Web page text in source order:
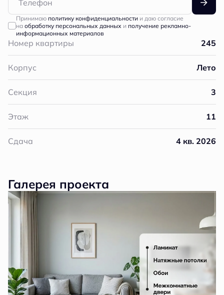
Принимаю политику конфиденциальностии даю согласие
на обработку персональных данных и получение рекламно-
информационных материалов
Номер квартиры 245
Корпус Лето
Секция 3
Этаж 11
Сдача 4 кв. 2026
Галерея проекта